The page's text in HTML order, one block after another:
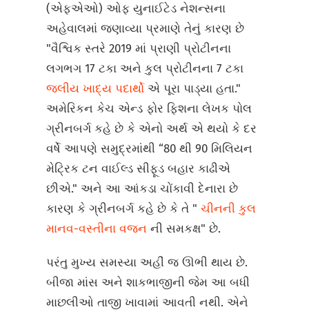
(એફએઓ) ઓફ યુનાઈટેડ નેશન્સના
અહેવાલમાં જણાવ્યા પ્રમાણે તેનું કારણ છે
"વૈશ્વિક સ્તરે 2019 માં પ્રાણી પ્રોટીનના
લગભગ 17 ટકા અને કુલ પ્રોટીનના 7 ટકા
જલીય ખાદ્ય પદાર્થોએ પૂરા પાડ્યા હતા."
અમેરિકન કેચ એન્ડ ફોર ફિશના લેખક પોલ
ગ્રીનબર્ગ કહે છે કે એનો અર્થ એ થયો કે દર
વર્ષે આપણે સમુદ્રમાંથી “80 થી 90 મિલિયન
મેટ્રિક ટન વાઈલ્ડ સીફૂડ બહાર કાઢીએ
છીએ." અને આ આંકડા ચોંકાવી દેનારા છે
કારણ કે ગ્રીનબર્ગ કહે છે કે તે "ચીનની કુલ
માનવ-વસ્તીના વજનની સમકક્ષ" છે.
પરંતુ મુખ્ય સમસ્યા અહીં જ ઊભી થાય છે.
બીજા માંસ અને શાકભાજીની જેમ આ બધી
માછલીઓ તાજી ખાવામાં આવતી નથી. એને